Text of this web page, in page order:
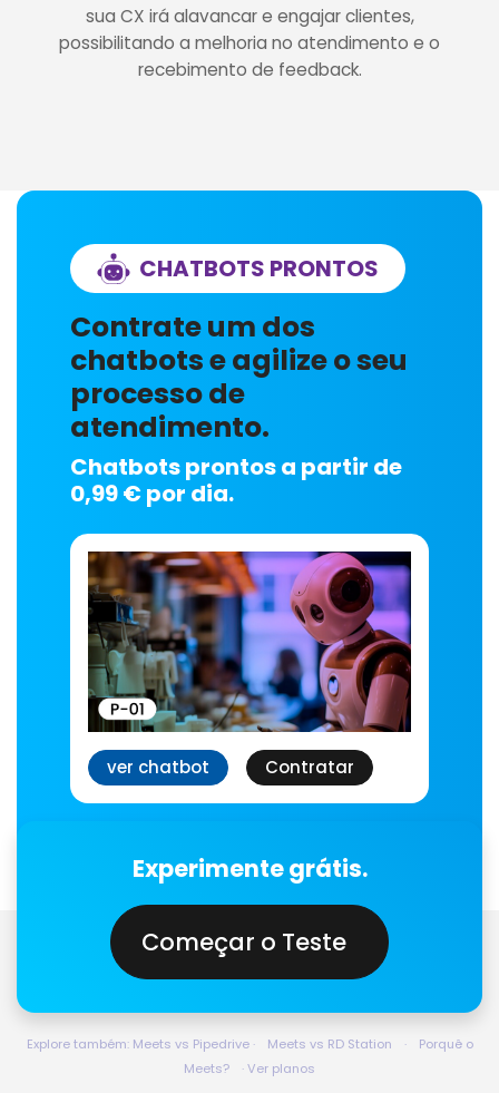
sua CX irá alavancar e engajar clientes,
possibilitando a melhoria no atendimento e o
recebimento de feedback.
CHATBOTS PRONTOS
Contrate um dos
chatbots e agilize o seu
processo de
atendimento.
Chatbots prontos a partir de
0,99 € por dia.
ver chatbot Contratar
Experimente grátis.
Começar o Teste
Explore também: Meets vs Pipedrive· Meets vs RD Station ·
Porquê o
Meets?
·Ver planos